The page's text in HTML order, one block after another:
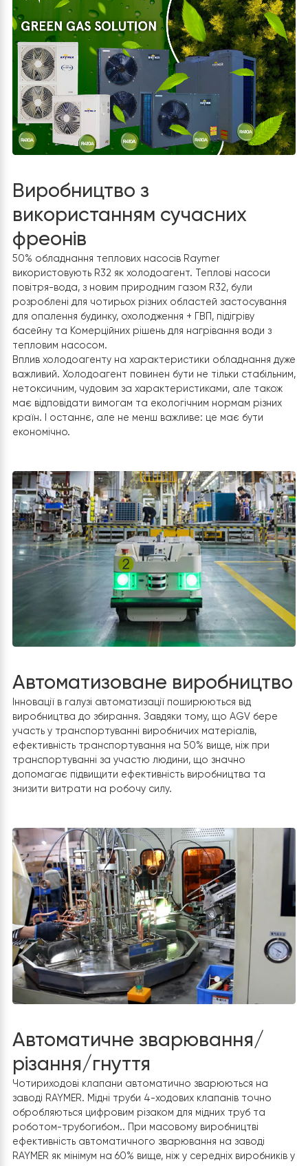
значну економію енергії.
Виробництво з
використанням сучасних
фреонів
50% обладнання теплових насосів Raymer
використовують R32 як холодоагент. Теплові насоси
повітря-вода, з новим природним газом R32, були
розроблені для чотирьох різних областей
для опалення будинку, охолодження + ГВП, підігріву
Вплив холодоагенту на характеристики обладнання
важливий. Холодоагент повинен бути не тільки
нетоксичним, чудовим за характеристиками, але
має відповідати вимогам та екологічним нормам
країн. І останнє, але не менш важливе: це має бути
економічно.
Автоматизоване
Інновації в галузі автоматизації поширюються від
виробництва до збирання. Завдяки тому, що AGV бере
участь у транспортуванні виробничих матеріалів,
ефективність транспортування на 50% вище, ніж при
транспортуванні за участю людини, що значно
допомагає підвищити ефективність виробництва та
знизити витрати на робочу силу.